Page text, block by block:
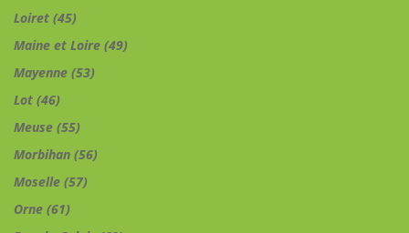
Loiret (45)
Maine et Loire (49)
Mayenne (53)
Lot (46)
Meuse (55)
Morbihan (56)
Moselle (57)
Orne (61)